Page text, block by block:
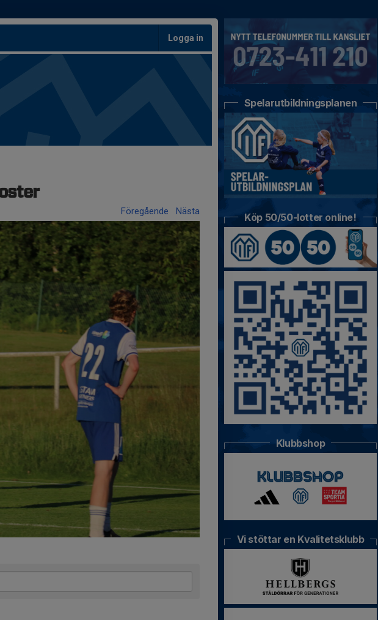
Logga in
Föregående Nästa
Spelarutbildningsplanen
Köp 50/50-lotter online!
Klubbshop
Vi stöttar en Kvalitetsklubb